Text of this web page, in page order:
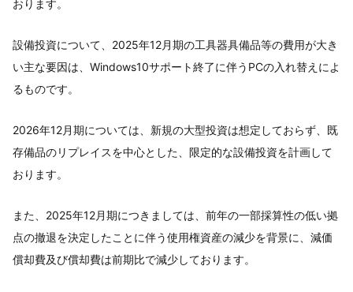
おります。
設備投資について、2025年12月期の工具器具備品等の費用が大き
い主な要因は、Windows10サポート終了に伴うPCの入れ替えによ
るものです。
2026年12月期については、新規の大型投資は想定しておらず、既
存備品のリプレイスを中心とした、限定的な設備投資を計画して
おります。
また、2025年12月期につきましては、前年の一部採算性の低い拠
点の撤退を決定したことに伴う使用権資産の減少を背景に、減価
償却費及び償却費は前期比で減少しております。